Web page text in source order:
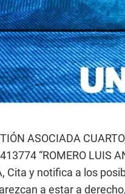
ASOCIADA
“ROMERO LUIS
Cita y notifica a los
a estar a